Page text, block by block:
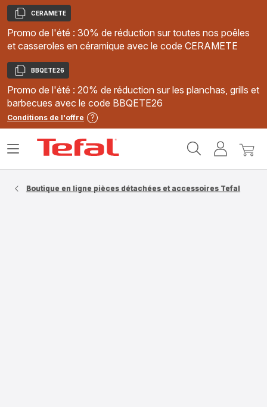
Copier
CERAMETE
Promo de l'été : 30% de réduction sur toutes nos poêles
et casseroles en céramique avec le code CERAMETE
Copier
BBQETE26
Promo de l'été : 20% de réduction sur les planchas, grills et
barbecues avec le code BBQETE26
Conditions de l'offre
MonMon
Ouvrir
Boutique en ligne pièces détachées et accessoires Tefal